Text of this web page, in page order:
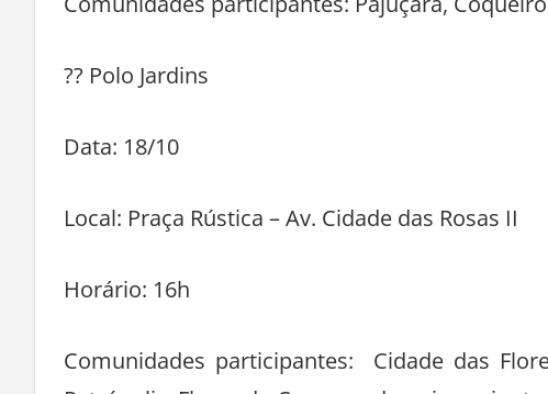
Comunidades participantes: Pajuçara,
?? Polo Jardins
Data: 18/10
Local: Praça Rústica – Av. Cidade das Rosas II
Horário: 16h
Comunidades participantes: Cidade das